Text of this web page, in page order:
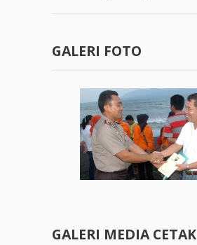
GALERI FOTO
GALERI MEDIA CETAK